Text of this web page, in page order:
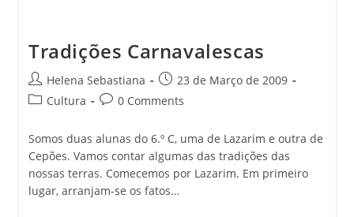
Tradições Carnavalescas
Post
author:
Helena Sebastiana
Post
published:
23 de Março de 2009
PostCultura
Post0 Comments
Somos duas alunas do 6.º C, uma de Lazarim e outra de
Cepões. Vamos contar algumas das tradições das
nossas terras. Comecemos por Lazarim. Em primeiro
lugar, arranjam-se os fatos…